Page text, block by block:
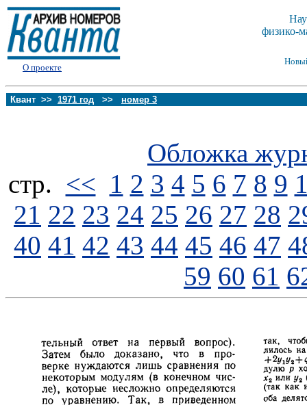
О проекте
физико-
Квант >> 1971 год >> номер 3
Обложка
стp. << 1 2 3 4 5 6 7 8 9
21 22 23 24 25 26 27 28
40 41 42 43 44 45 46 47
59 60 61